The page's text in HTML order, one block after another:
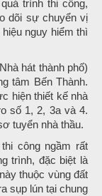
trình thi công,
dõi sự chuyển vị
nguy hiểm thì
hát thành phố)
tâm Bến Thành.
hiện thiết kế nhà
số 1, 2, 3a và 4.
tuyển nhà thầu.
công ngầm rất
trình, đặc biệt là
thuộc vùng đất
sụp lún tại chung